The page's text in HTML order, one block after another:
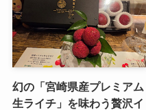
幻の「宮崎県産プレミアム
生ライチ」を味わう贅沢イ